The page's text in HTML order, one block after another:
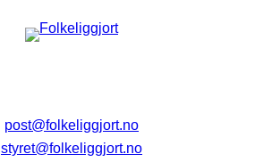
post@folkeliggjort.no
styret@folkeliggjort.no